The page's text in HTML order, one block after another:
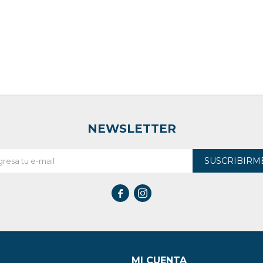
MI CUENTA
NEWSLETTER
 